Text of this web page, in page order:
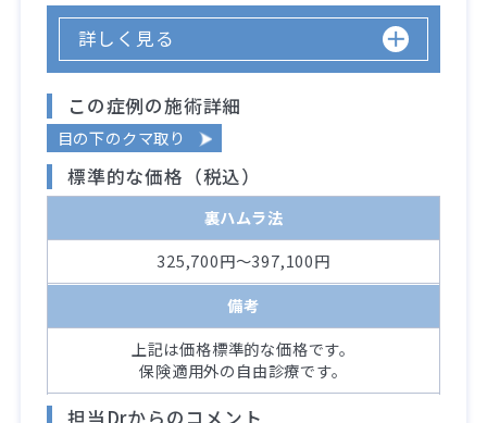
詳しく見る
この症例の施術詳細
目の下のクマ取り
標準的な価格（税込）
裏ハムラ法
325,700円～397,100円
備考
上記は価格標準的な価格です。
保険適用外の自由診療です。